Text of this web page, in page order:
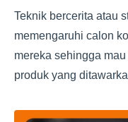
Teknik bercerita atau
memengaruhi calon
mereka sehingga
produk yang